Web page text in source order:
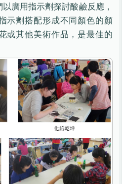
廣用指示劑探討酸鹼反應，
示劑搭配形成不同顏色的顏
或其他美術作品，是最佳的